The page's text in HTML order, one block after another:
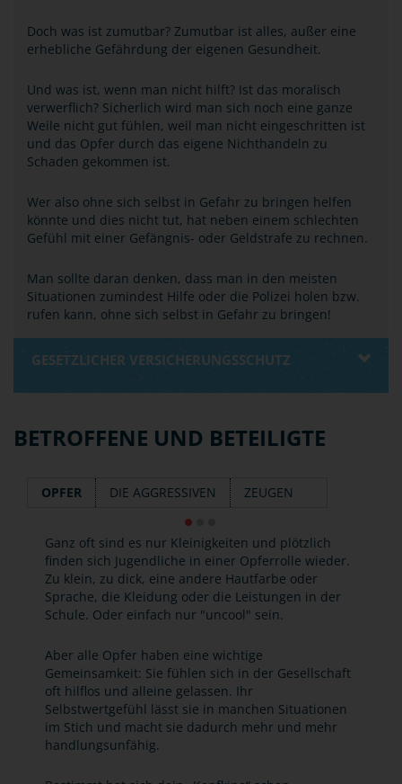
Doch was ist zumutbar? Zumutbar ist alles, außer eine
erhebliche Gefährdung der eigenen Gesundheit.
Und was ist, wenn man nicht hilft? Ist das moralisch
verwerflich? Sicherlich wird man sich noch eine ganze
Weile nicht gut fühlen, weil man nicht eingeschritten ist
und das Opfer durch das eigene Nichthandeln zu
Schaden gekommen ist.
Wer also ohne sich selbst in Gefahr zu bringen helfen
könnte und dies nicht tut, hat neben einem schlechten
Gefühl mit einer Gefängnis- oder Geldstrafe zu rechnen.
Man sollte daran denken, dass man in den meisten
Situationen zumindest Hilfe oder die Polizei holen bzw.
rufen kann, ohne sich selbst in Gefahr zu bringen!
GESETZLICHER VERSICHERUNGSSCHUTZ
BETROFFENE UND BETEILIGTE
OPFER DIE AGGRESSIVEN ZEUGEN
Ganz oft sind es nur Kleinigkeiten und plötzlich
finden sich Jugendliche in einer Opferrolle wieder.
Zu klein, zu dick, eine andere Hautfarbe oder
Sprache, die Kleidung oder die Leistungen in der
Schule. Oder einfach nur "uncool" sein.
Aber alle Opfer haben eine wichtige
Gemeinsamkeit: Sie fühlen sich in der Gesellschaft
oft hilflos und alleine gelassen. Ihr
Selbstwertgefühl lässt sie in manchen Situationen
im Stich und macht sie dadurch mehr und mehr
handlungsunfähig.